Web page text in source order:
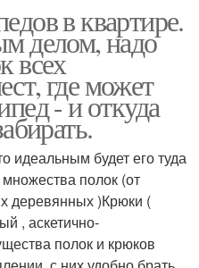
в квартире.
делом, надо
всех
где может
- и откуда
идеальным будет его туда
полок (от
деревянных )Крюки (
, аскетично-
полок и крюков